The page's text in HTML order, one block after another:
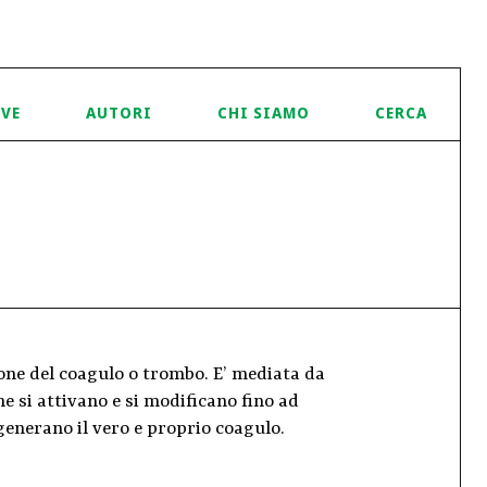
AUTORI CHI SIAMO CERCA
del coagulo o trombo. E’ mediata da
si attivano e si modificano fino ad
il vero e proprio coagulo.